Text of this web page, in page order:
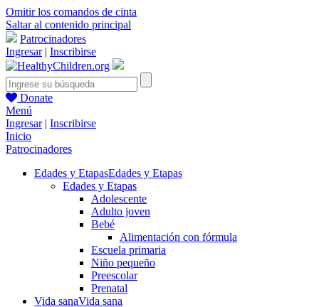
Omitir los comandos de cinta
Saltar al contenido principal
Patrocinadores
Ingresar| Inscribirse
Donate
Menú
Ingresar| Inscribirse
Inicio
Patrocinadores
Edades y EtapasEdades y Etapas
Edades y Etapas
Adolescente
Adulto joven
Bebé
Alimentación con fórmula
Escuela primaria
Niño pequeño
Preescolar
Prenatal
Vida sanaVida sana